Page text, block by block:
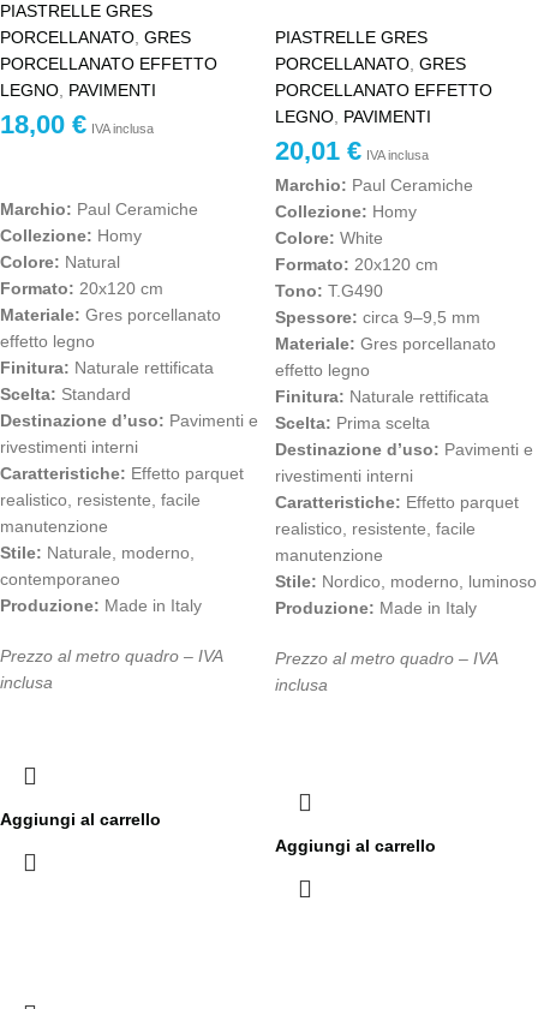
PIASTRELLE GRES
PORCELLANATO GRES
PORCELLANATO EFFETTO
LEGNO PAVIMENTI
18,00 € IVA inclusa
Marchio: Paul Ceramiche
Collezione: Homy
Colore: Natural
Formato: 20x120 cm
Materiale: Gres porcellanato
effetto legno
Finitura: Naturale rettificata
Scelta: Standard
Destinazione d’uso: Pavimenti e
rivestimenti interni
Caratteristiche: Effetto parquet
realistico, resistente, facile
manutenzione
Stile: Naturale, moderno,
contemporaneo
Produzione: Made in Italy
Prezzo al metro quadro – IVA
inclusa
Aggiungi al carrello
PIASTRELLE GRES
PORCELLANATO GRES
PORCELLANATO EFFETTO
LEGNO PAVIMENTI
20,01 € IVA inclusa
Marchio: Paul Ceramiche
Collezione: Homy
Colore: White
Formato: 20x120 cm
Tono: T.G490
Spessore: circa 9–9,5 mm
Materiale: Gres porcellanato
effetto legno
Finitura: Naturale rettificata
Scelta: Prima scelta
Destinazione d’uso: Pavimenti e
rivestimenti interni
Caratteristiche: Effetto parquet
realistico, resistente, facile
manutenzione
Stile: Nordico, moderno, luminoso
Produzione: Made in Italy
Prezzo al metro quadro – IVA
inclusa
Aggiungi al carrello